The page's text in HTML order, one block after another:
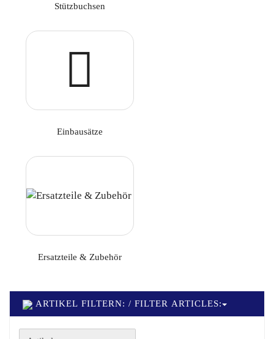
Stützbuchsen
Einbausätze
Ersatzteile & Zubehör
ARTIKEL FILTERN: / FILTER ARTICLES: